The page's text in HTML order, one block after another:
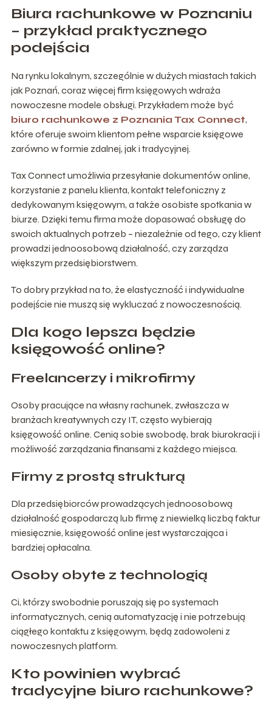
Biura rachunkowe w Poznaniu
– przykład praktycznego
podejścia
Na rynku lokalnym, szczególnie w dużych miastach takich
jak Poznań, coraz więcej firm księgowych wdraża
nowoczesne modele obsługi. Przykładem może być
biuro rachunkowe z Poznania Tax Connect,
które oferuje swoim klientom pełne wsparcie księgowe
zarówno w formie zdalnej, jak i tradycyjnej.
Tax Connect umożliwia przesyłanie dokumentów online,
korzystanie z panelu klienta, kontakt telefoniczny z
dedykowanym księgowym, a także osobiste spotkania w
biurze. Dzięki temu firma może dopasować obsługę do
swoich aktualnych potrzeb – niezależnie od tego, czy klient
prowadzi jednoosobową działalność, czy zarządza
większym przedsiębiorstwem.
To dobry przykład na to, że elastyczność i indywidualne
podejście nie muszą się wykluczać z nowoczesnością.
Dla kogo lepsza będzie
księgowość online?
Freelancerzy i mikrofirmy
Osoby pracujące na własny rachunek, zwłaszcza w
branżach kreatywnych czy IT, często wybierają
księgowość online. Cenią sobie swobodę, brak biurokracji i
możliwość zarządzania finansami z każdego miejsca.
Firmy z prostą strukturą
Dla przedsiębiorców prowadzących jednoosobową
działalność gospodarczą lub firmę z niewielką liczbą faktur
miesięcznie, księgowość online jest wystarczająca i
bardziej opłacalna.
Osoby obyte z technologią
Ci, którzy swobodnie poruszają się po systemach
informatycznych, cenią automatyzację i nie potrzebują
ciągłego kontaktu z księgowym, będą zadowoleni z
nowoczesnych platform.
Kto powinien wybrać
tradycyjne biuro rachunkowe?